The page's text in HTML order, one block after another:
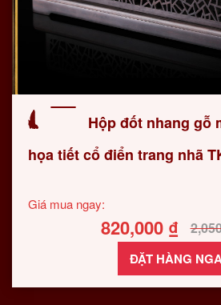
Hộp đốt nhang gỗ
họa tiết cổ điển trang nhã
Giá mua ngay:
820,000 ₫
ĐẶT HÀNG